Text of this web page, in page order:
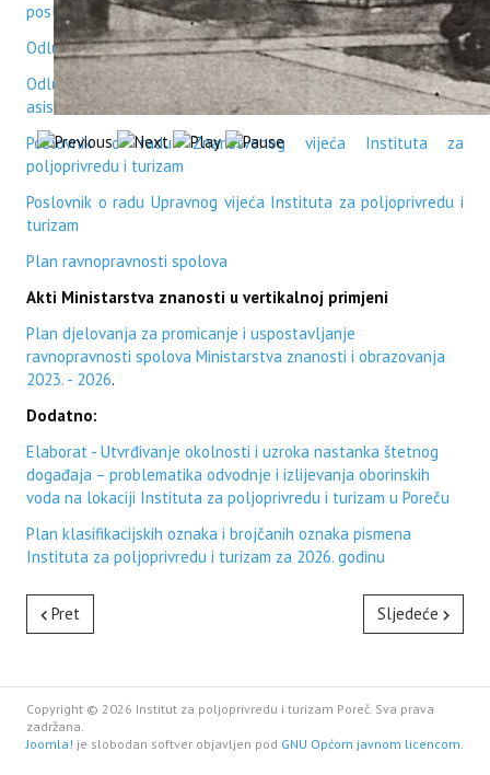
poslova
Odluka - Procedure organiziranja radnih aktivnosti na imanju
Odluka o kriterijim za izbor na suradničko radno mjesto
asistent
Poslovnik o radu Znanstvenog vijeća Instituta za
poljoprivredu i turizam
Poslovnik o radu Upravnog vijeća Instituta za poljoprivredu i
turizam
Plan ravnopravnosti spolova
Akti Ministarstva znanosti u vertikalnoj primjeni
Plan djelovanja za promicanje i uspostavljanje
ravnopravnosti spolova Ministarstva znanosti i obrazovanja
2023. - 2026.
Dodatno:
Elaborat - Utvrđivanje okolnosti i uzroka nastanka štetnog
događaja – problematika odvodnje i izlijevanja oborinskih
voda na lokaciji Instituta za poljoprivredu i turizam u Poreču
Plan klasifikacijskih oznaka i brojčanih oznaka pismena
Instituta za poljoprivredu i turizam za 2026. godinu
Pret Sljedeće
Copyright © 2026 Institut za poljoprivredu i turizam Poreč. Sva prava
zadržana.
Joomla! je slobodan softver objavljen pod GNU Općom javnom licencom.